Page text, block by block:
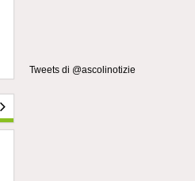
Tweets di @ascolinotizie